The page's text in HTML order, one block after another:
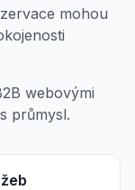
mohou
webovými
průmysl.